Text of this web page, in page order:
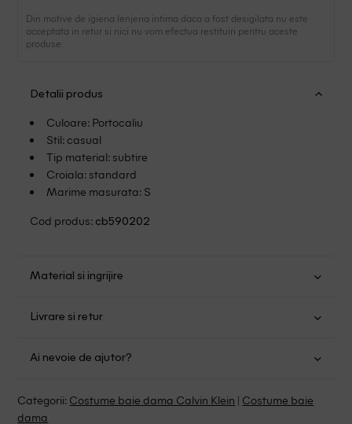
Din motive de igiena lenjeria intima daca a fost desigilata nu este
acceptata in retur si nici nu vom efectua restituiri pentru aceste
produse.
Detalii produs
Culoare: Portocaliu
Stil: casual
Tip material: subtire
Croiala: standard
Marime masurata: S
Cod produs: cb590202
Material si ingrijire
Albire fara clor
Nu uscati in uscator
Fara curatare chimica
Livrare si retur
mare de 149.00 lei.
Retur Gratuit in 14 zile pentru comenzile cu valoare mai
Ai nevoie de ajutor?
Program: Luni-Vineri intre 9:00 - 15:00
Categorii: Costume baie dama Calvin Klein | Costume baie
dama